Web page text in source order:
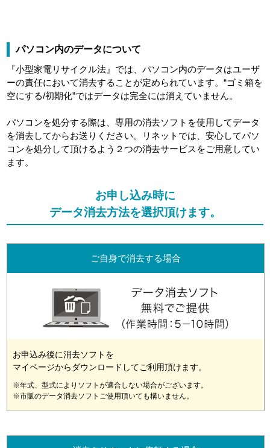
パソコン内のデータについて
『小型家電リサイクル法』では、パソコン内のデータはユーザ
ーの責任において消去することが定められています。“ゴミ箱を
空にする/初期化”ではデータは完全には消えていません。
パソコンを処分する際は、専用の消去ソフトを使用してデータ
を消去してからお送りください。リネットでは、安心してパソ
コンを処分して頂けるよう２つの消去サービスをご用意してい
ます。
お申し込み時に
データ消去方法を選択頂けます。
ご自身で消去する場合
お申込み後に消去ソフトを
マイページからダウンロードしてご利用頂けます。
※年式、型式によりソフトが適合しない場合がございます。
※市販のデータ消去ソフトご使用頂いても構いません。